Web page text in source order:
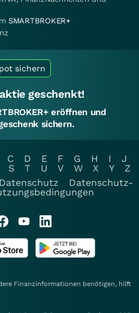
SMARTBROKER+
sichern
geschenkt!
eröffnen und
sichern.
C D E F G H I
J
S T U V W X Y
Z
Datenschutz
Datenschutz-
Finanzinformationen benötigen, hilft